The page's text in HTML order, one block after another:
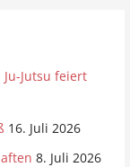
Ju-Jutsu feiert
16. Juli 2026
8. Juli 2026